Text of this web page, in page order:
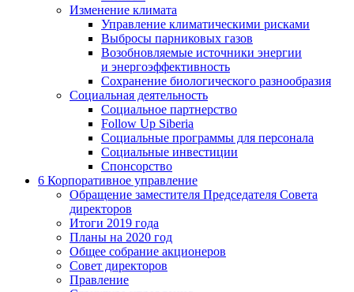
Изменение климата
Управление климатическими рисками
Выбросы парниковых газов
Возобновляемые источники энергии
и энергоэффективность
Сохранение биологического разнообразия
Социальная деятельность
Социальное партнерство
Follow Up Siberia
Социальные программы для персонала
Социальные инвестиции
Спонсорство
6 Корпоративное управление
Обращение заместителя Председателя Совета
директоров
Итоги 2019 года
Планы на 2020 год
Общее собрание акционеров
Совет директоров
Правление